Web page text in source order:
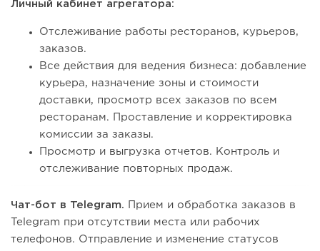
Личный кабинет агрегатора:
Отслеживание работы ресторанов, курьеров,
заказов.
Все действия для ведения бизнеса: добавление
курьера, назначение зоны и стоимости
доставки, просмотр всех заказов по всем
ресторанам. Проставление и корректировка
комиссии за заказы.
Просмотр и выгрузка отчетов. Контроль и
отслеживание повторных продаж.
Чат-бот в Telegram. Прием и обработка заказов в
Telegram при отсутствии места или рабочих
телефонов. Отправление и изменение статусов